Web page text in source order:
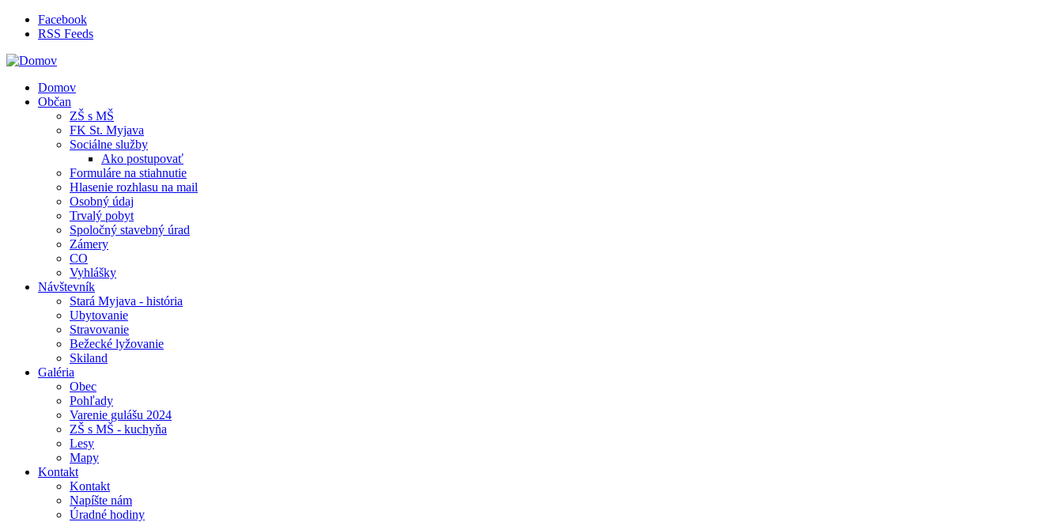
Skočiť na hlavný obsah
Facebook
RSS Feeds
Domov
Občan
ZŠ s MŠ
FK St. Myjava
Sociálne služby
Ako postupovať
Formuláre na stiahnutie
Hlasenie rozhlasu na mail
Osobný údaj
Trvalý pobyt
Spoločný stavebný úrad
Zámery
CO
Vyhlášky
Návštevník
Stará Myjava - história
Ubytovanie
Stravovanie
Bežecké lyžovanie
Skiland
Galéria
Obec
Pohľady
Varenie gulášu 2024
ZŠ s MŠ - kuchyňa
Lesy
Mapy
Kontakt
Kontakt
Napíšte nám
Úradné hodiny